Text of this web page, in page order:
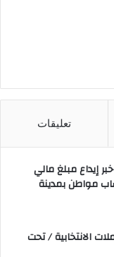
تعليقات
إيداع مبلغ مالي
مواطن بمدينة
الانتخابية / تحت